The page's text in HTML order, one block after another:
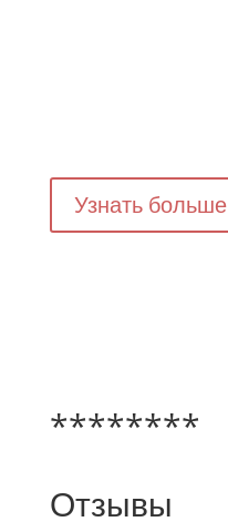
Узнать больше
********
Отзывы